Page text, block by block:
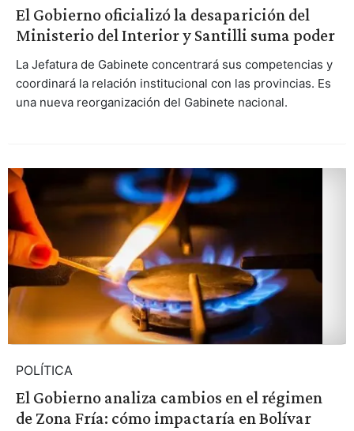
El Gobierno oficializó la desaparición del
Ministerio del Interior y Santilli suma poder
La Jefatura de Gabinete concentrará sus competencias y
coordinará la relación institucional con las provincias. Es
una nueva reorganización del Gabinete nacional.
POLÍTICA
El Gobierno analiza cambios en el régimen
de Zona Fría: cómo impactaría en Bolívar